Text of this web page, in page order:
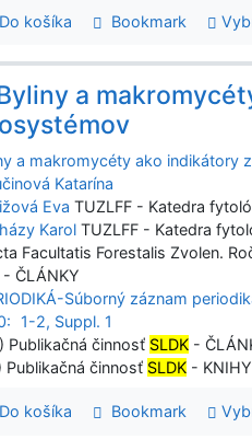
Do košíka Bookmark
a
a makromycéty ako indikátory
Katarína
Eva TUZLFF - Katedra
Karol TUZLFF - Katedra
Facultatis Forestalis Zvolen.
- ČLÁNKY
Súborný záznam
1-2, Suppl. 1
Publikačná činnosť SLDK -
Publikačná činnosť SLDK - KNIHY
Do košíka Bookmark